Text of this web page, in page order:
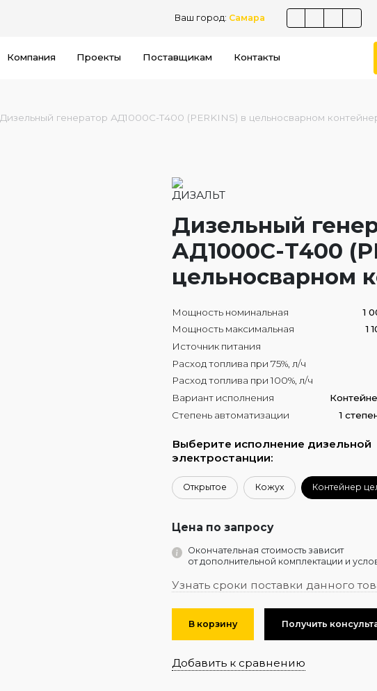
Ваш город: Самара
Компания Проекты Поставщикам Контакты
Дизельный генератор АД1000С-Т400 (PERKINS) в цельносварном
Дизельный
АД1000С-Т400
цельносварном
Мощность номинальная
1
Мощность максимальная
1
Источник питания
Расход топлива при 75%, л/ч
Расход топлива при 100%, л/ч
Вариант исполнения
Степень автоматизации
1
Выберите исполнение дизельной
электростанции:
Открытое Кожух Контейнер
Цена по запросу
Окончательная стоимость зависит
от дополнительной комплектации и
Узнать сроки поставки данного
В корзину Получить
Добавить к сравнению